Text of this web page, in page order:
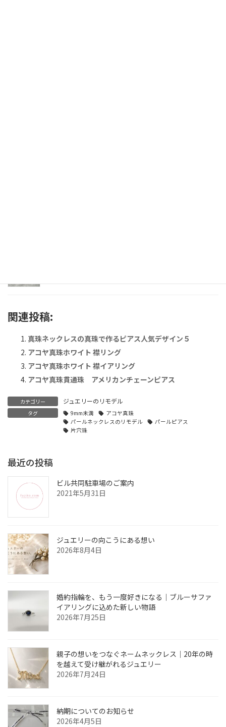
関連投稿:
真珠ネックレスの真珠で作るピアス人気デザイン５
アコヤ真珠ホワイト 襟リング
アコヤ真珠ホワイト 襟イアリング
アコヤ真珠貫通珠 アメリカンチェーンピアス
カテゴリー ジュエリーのリモデル
タグ 9mm未満
アコヤ真珠
パールネックレスのリモデル
パールピアス
片穴珠
最近の投稿
ビル共同駐車場のご案内
2021年5月31日
ジュエリーの向こうにある想い
2026年8月4日
婚約指輪を、もう一度好きになる｜ブルーサファ
イアリングに込めた新しい物語
2026年7月25日
親子の想いをつなぐネームネックレス｜20年の時
を越えて受け継がれるジュエリー
2026年7月24日
納期についてのお知らせ
2026年4月5日